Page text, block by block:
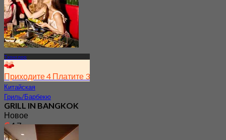
Тхонглор
Приходите 4 Платите 3
Китайская
Гриль/Барбекю
GRILL IN BANGKOK
Новое
4.7
От ฿ 347.5